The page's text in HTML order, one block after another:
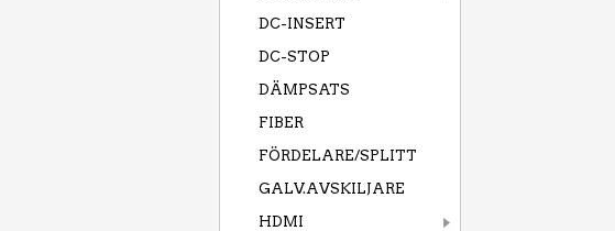
DC-INSERT
DC-STOP
DÄMPSATS
FIBER
FÖRDELARE/SPLITT
GALV.AVSKILJARE
HDMI